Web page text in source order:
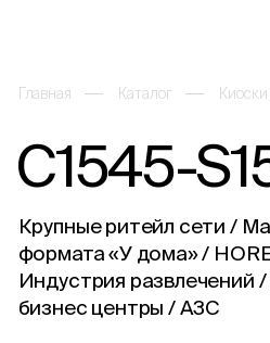
Главная Каталог
C1545-
Крупные ритейл сети /
формата «У дома» /
Индустрия развлечений
бизнес центры / АЗС
Каталог
О компании
Решения и услуги